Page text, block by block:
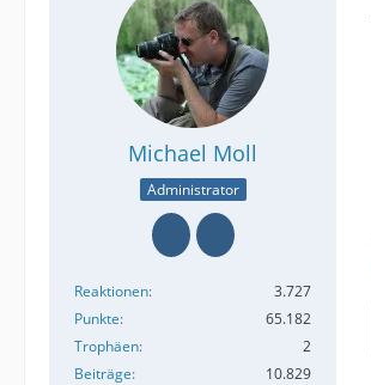
Michael Moll
Administrator
Reaktionen
3.727
Punkte
65.182
Trophäen
2
Beiträge
10.829